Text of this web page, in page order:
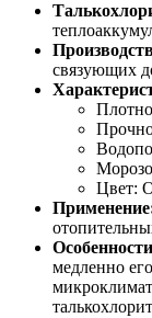
связующих
Цвет:
медленно